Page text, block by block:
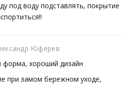
под воду подставлять, покрытие
Юферев
форма, хороший дизайн
при замом бережном уходе,